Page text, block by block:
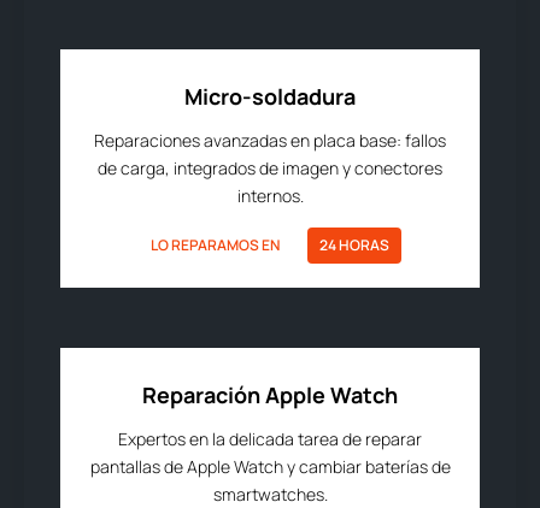
Micro-soldadura
Reparaciones avanzadas en placa base: fallos
de carga, integrados de imagen y conectores
internos.
LO REPARAMOS EN 24 HORAS
Reparación Apple Watch
Expertos en la delicada tarea de reparar
pantallas de Apple Watch y cambiar baterías de
smartwatches.